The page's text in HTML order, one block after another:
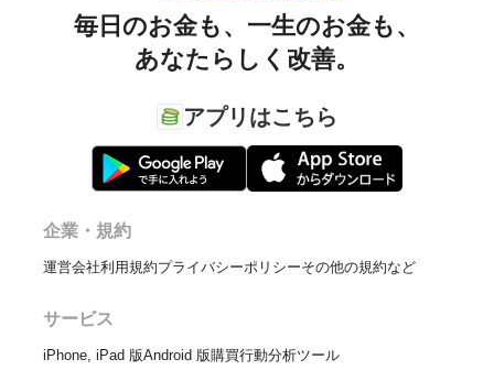
毎日のお金も、 一生のお金も、
あなたらしく改善。
アプリはこちら
企業・規約
運営会社利用規約プライバシーポリシーその他の規約など
サービス
iPhone, iPad 版Android 版購買行動分析ツール